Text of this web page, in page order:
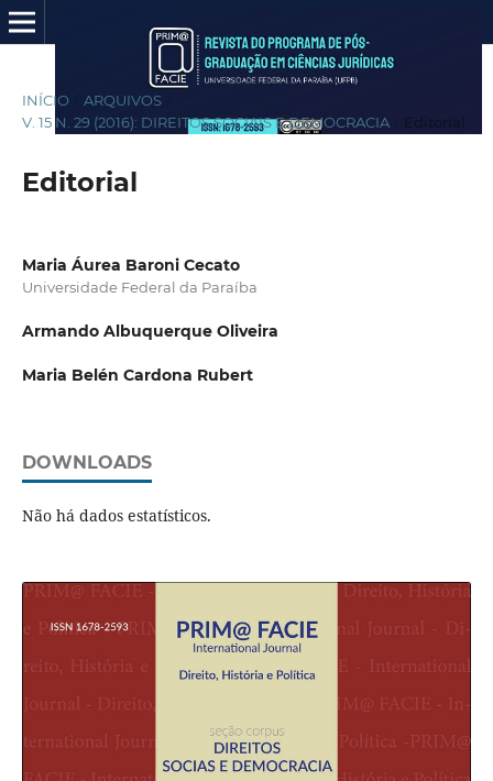
INÍCIO ARQUIVOS
V. 15 N. 29 (2016): DIREITOS SOCIAIS E DEMOCRACIA
Editorial
Editorial
Maria Áurea Baroni Cecato
Universidade Federal da Paraíba
Armando Albuquerque Oliveira
Maria Belén Cardona Rubert
DOWNLOADS
Não há dados estatísticos.